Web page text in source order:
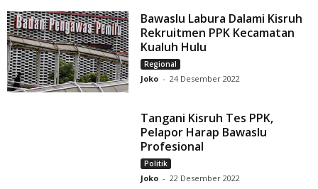
Bawaslu Labura Dalami Kisruh
Rekruitmen PPK Kecamatan
Kualuh Hulu
Regional
Joko - 24 Desember 2022
Tangani Kisruh Tes PPK,
Pelapor Harap Bawaslu
Profesional
Politik
Joko - 22 Desember 2022